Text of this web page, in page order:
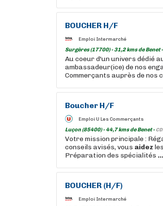
BOUCHER H/F
Emploi Intermarché
Surgères (17700) - 31,2 kms de Benet -
Au coeur d'un univers dédié
ambassadeur(ice) de nos
Commerçants auprès de nos
Boucher H/F
Emploi U Les Commerçants
Luçon (85400) - 44,7 kms de Benet -
Votre mission principale :
conseils avisés, vous aidez
Préparation des spécialités ...
BOUCHER (H/F)
Emploi Intermarché